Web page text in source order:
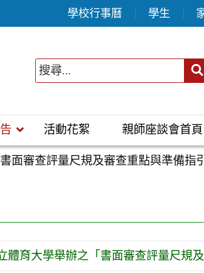
學校行事曆 學生
活動花絮 親師座談會首頁
面審查評量尺規及審查重點與準備指
體育大學舉辦之「書面審查評量尺規